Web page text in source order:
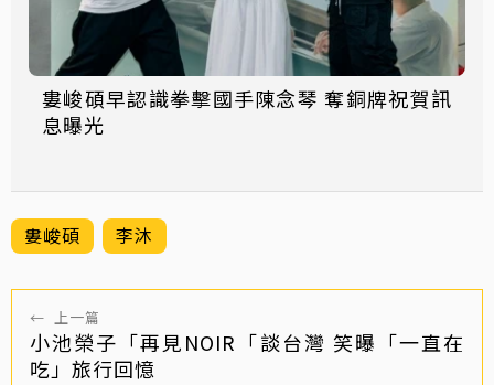
婁峻碩早認識拳擊國手陳念琴 奪銅牌祝賀訊
息曝光
婁峻碩 李沐
← 上一篇
小池榮子「再見NOIR「談台灣 笑曝「一直在
吃」旅行回憶